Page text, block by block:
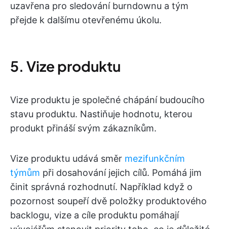
uzavřena pro sledování burndownu a tým
přejde k dalšímu otevřenému úkolu.
5. Vize produktu
Vize produktu je společné chápání budoucího
stavu produktu. Nastiňuje hodnotu, kterou
produkt přináší svým zákazníkům.
Vize produktu udává směr mezifunkčním
týmům při dosahování jejich cílů. Pomáhá jim
činit správná rozhodnutí. Například když o
pozornost soupeří dvě položky produktového
backlogu, vize a cíle produktu pomáhají